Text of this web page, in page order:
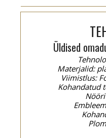
Üldised
Materjalid:
Viimistlus:
Kohandatud